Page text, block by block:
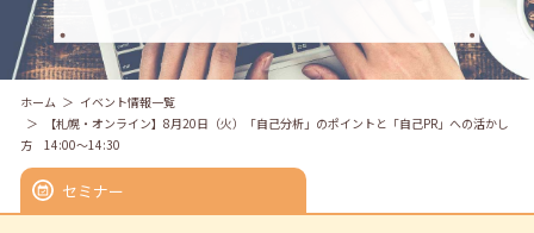
ホーム
イベント情報一覧
【札幌・オンライン】8月20日（火）「自己分析」のポイントと「自己PR」への活かし
方 14:00～14:30
セミナー